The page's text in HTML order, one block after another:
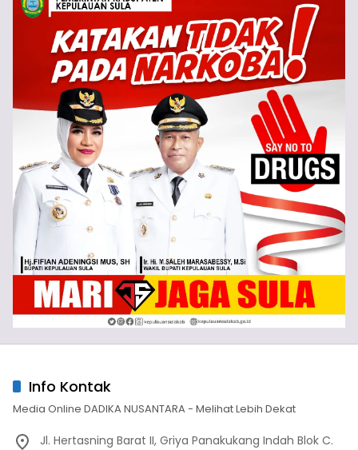
Info Kontak
Media Online DADIKA NUSANTARA - Melihat Lebih Dekat
Jl. Hertasning Barat II, Griya Panakukang Indah Blok C.